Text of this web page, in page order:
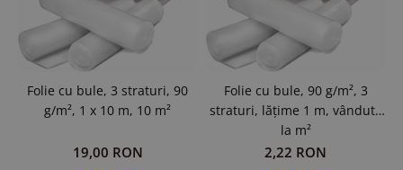
Folie cu bule, 3 straturi, 90
g/m², 1 x 10 m, 10 m²
19,00 RON
Folie cu bule, 90 g/m², 3
straturi, lățime 1 m, vândută
la m²
2,22 RON